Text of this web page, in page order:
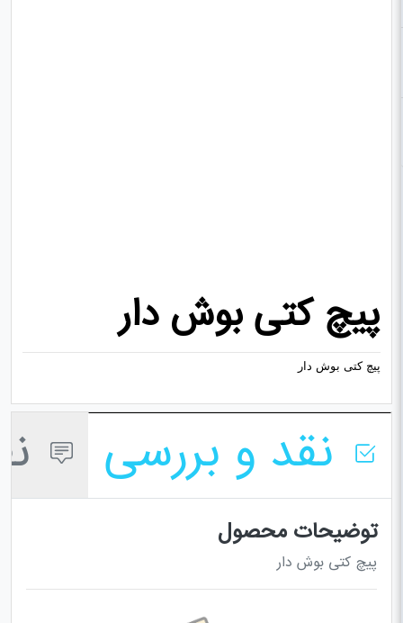
پیچ کتی بوش دار
پیچ کتی بوش دار
نقد و بررسی
توضیحات محصول
پیچ کتی بوش دار